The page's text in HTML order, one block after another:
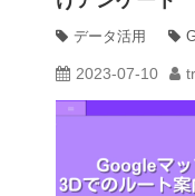
データ活用
2023-07-10